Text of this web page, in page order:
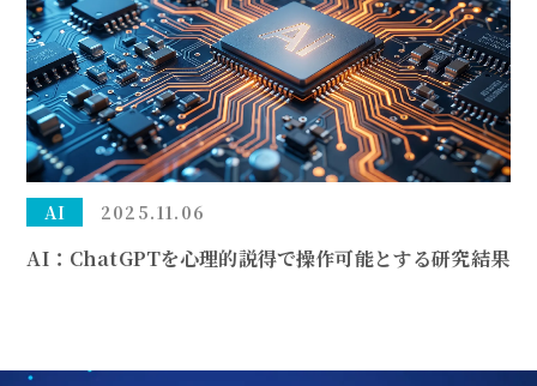
AI 2025.11.06
AI：ChatGPTを心理的説得で操作可能とする研究結果